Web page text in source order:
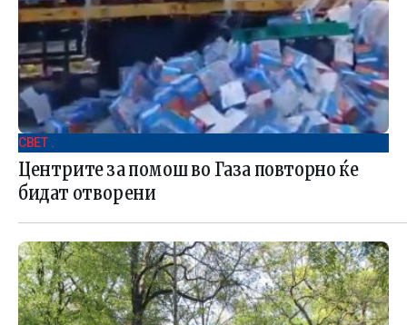
СВЕТ .
Центрите за помош во Газа повторно ќе
бидат отворени